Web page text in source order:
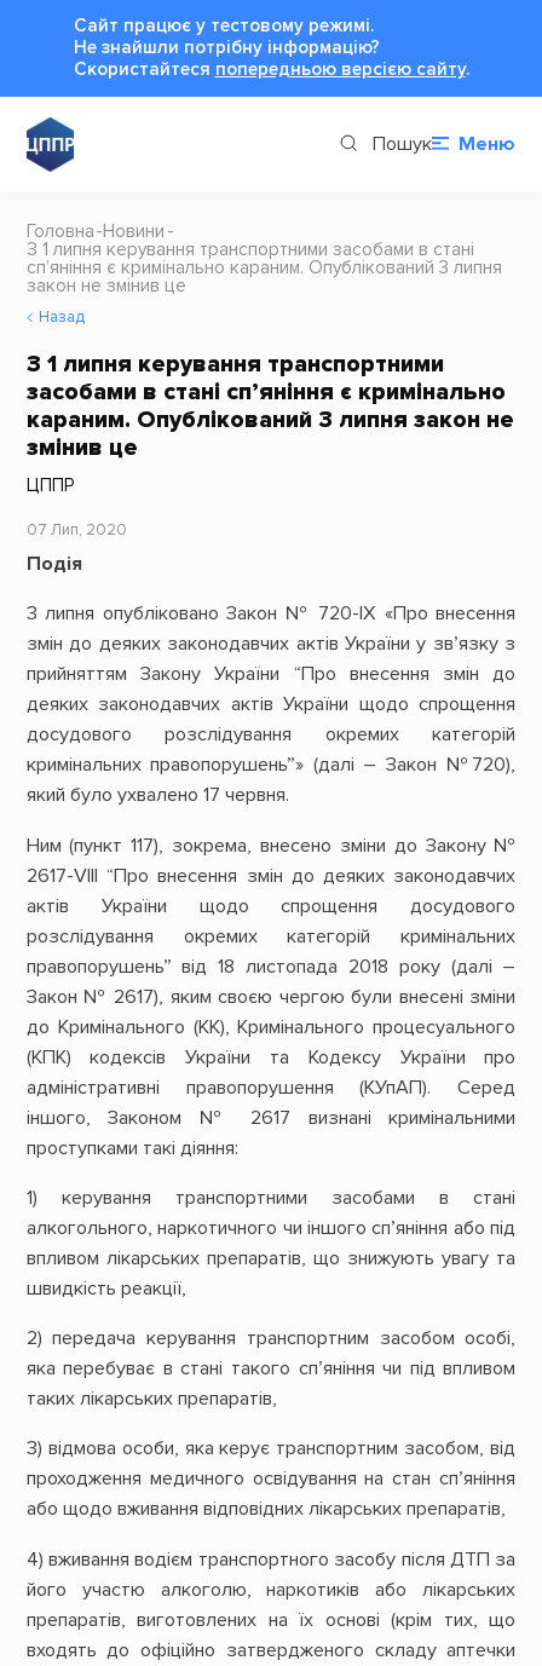
Сайт працює у тестовому режимі.
Не знайшли потрібну інформацію?
Cкористайтеся попередньою версією сайту.
Пошук Меню
Головна Новини
З 1 липня керування транспортними засобами в стані
сп’яніння є кримінально караним. Опублікований 3 липня
закон не змінив це
Назад
З 1 липня керування транспортними
засобами в стані сп’яніння є кримінально
караним. Опублікований 3 липня закон не
змінив це
ЦППР
07 Лип, 2020
Подія
3 липня опубліковано Закон № 720-IX «Про внесення
змін до деяких законодавчих актів України у зв’язку з
прийняттям Закону України “Про внесення змін до
деяких законодавчих актів України щодо спрощення
досудового розслідування окремих категорій
кримінальних правопорушень”» (далі – Закон №720),
який було ухвалено 17 червня.
Ним (пункт 117), зокрема, внесено зміни до Закону №
2617-VIII “Про внесення змін до деяких законодавчих
актів України щодо спрощення досудового
розслідування окремих категорій кримінальних
правопорушень” від 18 листопада 2018 року (далі –
Закон № 2617), яким своєю чергою були внесені зміни
до Кримінального (КК), Кримінального процесуального
(КПК) кодексів України та Кодексу України про
адміністративні правопорушення (КУпАП). Серед
іншого, Законом № 2617 визнані кримінальними
проступками такі діяння:
1) керування транспортними засобами в стані
алкогольного, наркотичного чи іншого сп’яніння або під
впливом лікарських препаратів, що знижують увагу та
швидкість реакції,
2) передача керування транспортним засобом особі,
яка перебуває в стані такого сп’яніння чи під впливом
таких лікарських препаратів,
3) відмова особи, яка керує транспортним засобом, від
проходження медичного освідування на стан сп’яніння
або щодо вживання відповідних лікарських препаратів,
4) вживання водієм транспортного засобу після ДТП за
його участю алкоголю, наркотиків або лікарських
препаратів, виготовлених на їх основі (крім тих, що
входять до офіційно затвердженого складу аптечки